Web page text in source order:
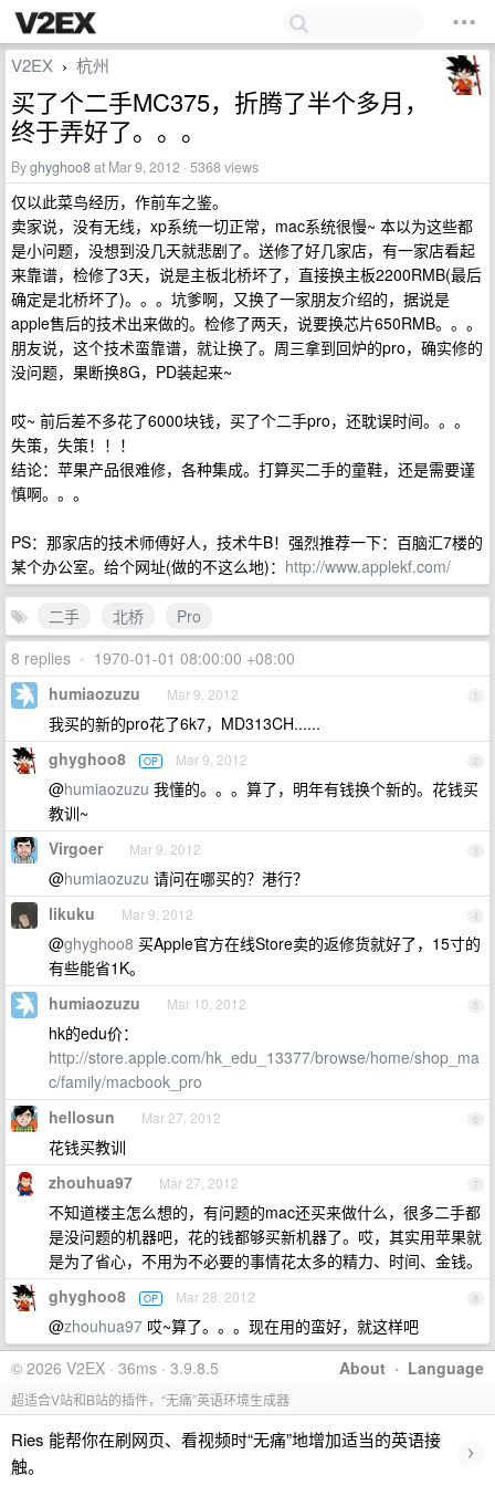
V2EX › 杭州
买了个二手MC375，折腾了半个多月，
终于弄好了。。。
Byghyghoo8at Mar 9, 2012 · 5368 views
仅以此菜鸟经历，作前车之鉴。
卖家说，没有无线，xp系统一切正常，mac系统很慢~ 本以为这些都
是小问题，没想到没几天就悲剧了。送修了好几家店，有一家店看起
来靠谱，检修了3天，说是主板北桥坏了，直接换主板2200RMB(最后
确定是北桥坏了)。。。坑爹啊，又换了一家朋友介绍的，据说是
apple售后的技术出来做的。检修了两天，说要换芯片650RMB。。。
朋友说，这个技术蛮靠谱，就让换了。周三拿到回炉的pro，确实修的
没问题，果断换8G，PD装起来~
哎~ 前后差不多花了6000块钱，买了个二手pro，还耽误时间。。。
失策，失策！！！
结论：苹果产品很难修，各种集成。打算买二手的童鞋，还是需要谨
慎啊。。。
PS：那家店的技术师傅好人，技术牛B！强烈推荐一下：百脑汇7楼的
某个办公室。给个网址(做的不这么地)： http://www.applekf.com/
二手 北桥
Pro
8 replies • 1970-01-01 08:00:00 +08:00
1
humiaozuzu Mar 9, 2012
我买的新的pro花了6k7，MD313CH......
2
ghyghoo8 OP Mar 9, 2012
@humiaozuzu 我懂的。。。算了，明年有钱换个新的。花钱买
教训~
3
Virgoer Mar 9, 2012
@humiaozuzu 请问在哪买的？港行？
4
likuku Mar 9, 2012
@ghyghoo8 买Apple官方在线Store卖的返修货就好了，15寸的
有些能省1K。
5
humiaozuzu Mar 10, 2012
hk的edu价：
http://store.apple.com/hk_edu_13377/browse/home/shop_ma
c/family/macbook_pro
6
hellosun Mar 27, 2012
花钱买教训
7
zhouhua97 Mar 27, 2012
不知道楼主怎么想的，有问题的mac还买来做什么，很多二手都
是没问题的机器吧，花的钱都够买新机器了。哎，其实用苹果就
是为了省心，不用为不必要的事情花太多的精力、时间、金钱。
8
ghyghoo8 OP Mar 28, 2012
@zhouhua97 哎~算了。。。现在用的蛮好，就这样吧
About · Language
© 2026 V2EX · 36ms · 3.9.8.5
超适合V站和B站的插件，“无痛”英语环境生成器
Ries 能帮你在刷网页、看视频时“无痛”地增加适当的英语接
触。
›